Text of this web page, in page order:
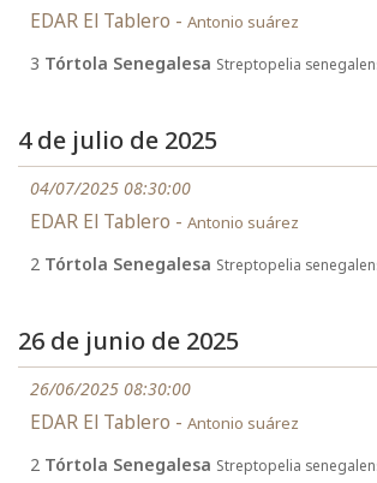
EDAR El Tablero - Antonio suárez
3 Tórtola Senegalesa Streptopelia
4 de julio de 2025
04/07/2025 08:30:00
EDAR El Tablero - Antonio suárez
2 Tórtola Senegalesa Streptopelia
26 de junio de 2025
26/06/2025 08:30:00
EDAR El Tablero - Antonio suárez
2 Tórtola Senegalesa Streptopelia